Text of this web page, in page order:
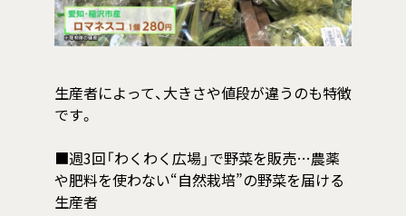
生産者によって、大きさや値段が違うのも特徴
です。
■週3回「わくわく広場」で野菜を販売…農薬
や肥料を使わない“自然栽培”の野菜を届ける
生産者